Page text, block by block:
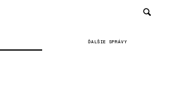
ĎALŠIE SPRÁVY